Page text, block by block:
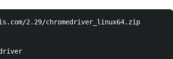
2.29/chromedriver_linux64.zip